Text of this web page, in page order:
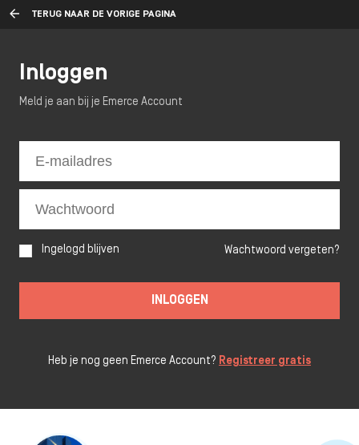
TERUG NAAR DE VORIGE PAGINA
Inloggen
Meld je aan bij je Emerce Account
Ingelogd blijven Wachtwoord vergeten?
INLOGGEN
Heb je nog geen Emerce Account? Registreer gratis